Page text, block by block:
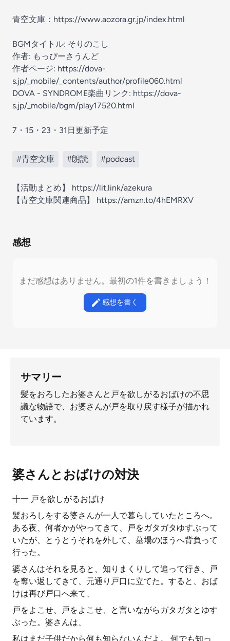
青空文庫：https://www.aozora.gr.jp/index.html
BGMタイトル: そりのこし
作者: もっぴーさうんど
作者ページ: https://dova-
s.jp/_mobile/_contents/author/profile060.html
DOVA - SYNDROME楽曲リンク: https://dova-
s.jp/_mobile/bgm/play17520.html
7・15・23・31日更新予定
#青空文庫 #朗読 #podcast
【活動まとめ】 https://lit.link/azekura
【青空文庫関連商品】 https://amzn.to/4hEMRXV
感想
まだ感想はありません。最初の1件を書きましょう！
感想を書く
サマリー
髪をおろしたお婆さんと戸を欲しがるおばけの不思
議な物語で、お婆さんが戸を取り戻す様子が描かれ
ています。
婆さんとおばけの対決
十一 戸を欲しがるおばけ
髪おろしをする婆さんが一人で暮らしていたところへ。
ある夜、何者かがやってきて、戸をガタガタゆすぶって
いたが、とうとうそれを外して、墓場のほうへ背負って
行った。
婆さんはそれを見ると、知りまくりして追って行き、戸
を奪い返してきて、元通り戸口に立てた。すると、おば
けは再び戸口へ来て、
戸をよこせ、戸をよこせ、と言いながらガタガタとゆす
ぶった。婆さんは、
私はまだ子供だから何も知らないんだよ。 何でも知っ